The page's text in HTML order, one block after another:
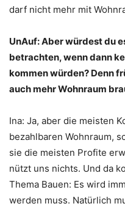
darf nicht mehr mit
UnAuf: Aber würdest du
betrachten, wenn dann
kommen würden? Denn
auch mehr Wohnraum
Ina: Ja, aber die meisten
bezahlbaren Wohnraum,
sie die meisten Profite
nützt uns nichts. Und da
Thema Bauen: Es wird
werden muss. Natürlich